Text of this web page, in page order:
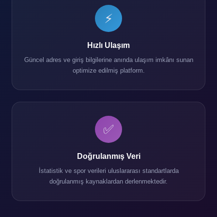
⚡
Hızlı Ulaşım
Güncel adres ve giriş bilgilerine anında ulaşım imkânı sunan
optimize edilmiş platform.
✅
Doğrulanmış Veri
İstatistik ve spor verileri uluslararası standartlarda
doğrulanmış kaynaklardan derlenmektedir.